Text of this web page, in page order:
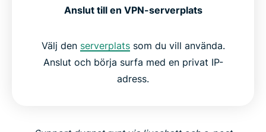
Anslut till en VPN-serverplats
Välj den serverplatssom du vill använda.
Anslut och börja surfa med en privat IP-
adress.